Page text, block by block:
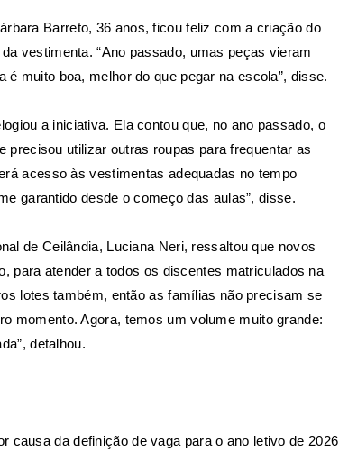
Barreto, 36 anos, ficou feliz com a criação do
vestimenta. “Ano passado, umas peças vieram
muito boa, melhor do que pegar na escola”, disse.
a iniciativa. Ela contou que, no ano passado, o
precisou utilizar outras roupas para frequentar as
acesso às vestimentas adequadas no tempo
garantido desde o começo das aulas”, disse.
de Ceilândia, Luciana Neri, ressaltou que novos
para atender a todos os discentes matriculados na
lotes também, então as famílias não precisam se
momento. Agora, temos um volume muito grande:
detalhou.
da definição de vaga para o ano letivo de 2026